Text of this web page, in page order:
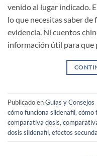
venido al lugar indicado.
lo que necesitas saber de
evidencia. Ni cuentos
información útil para que
Publicado enGuías y Consejos
cómo funciona sildenafil, cómo
comparativa dosis,
dosis sildenafil, efectos